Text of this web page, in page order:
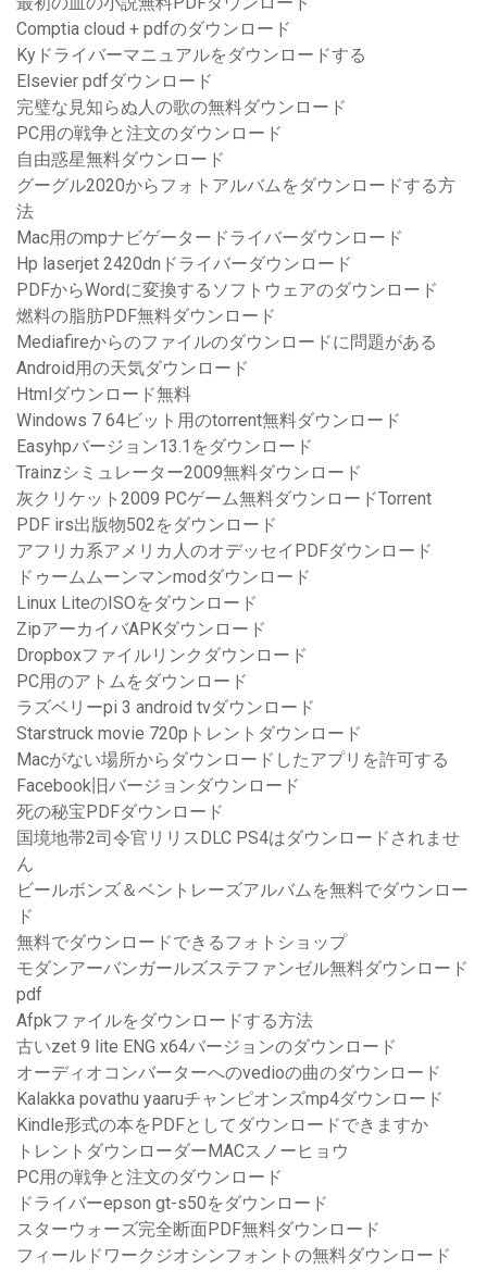
Comptia cloud + pdfのダウンロード
Kyドライバーマニュアルをダウンロードする
Elsevier pdfダウンロード
完璧な見知らぬ人の歌の無料ダウンロード
PC用の戦争と注文のダウンロード
自由惑星無料ダウンロード
グーグル2020からフォトアルバムをダウンロードする方
法
Mac用のmpナビゲータードライバーダウンロード
Hp laserjet 2420dnドライバーダウンロード
PDFからWordに変換するソフトウェアのダウンロード
燃料の脂肪PDF無料ダウンロード
Mediafireからのファイルのダウンロードに問題がある
Android用の天気ダウンロード
Htmlダウンロード無料
Windows 7 64ビット用のtorrent無料ダウンロード
Easyhpバージョン13.1をダウンロード
Trainzシミュレーター2009無料ダウンロード
灰クリケット2009 PCゲーム無料ダウンロードTorrent
PDF irs出版物502をダウンロード
アフリカ系アメリカ人のオデッセイPDFダウンロード
ドゥームムーンマンmodダウンロード
Linux LiteのISOをダウンロード
ZipアーカイバAPKダウンロード
Dropboxファイルリンクダウンロード
PC用のアトムをダウンロード
ラズベリーpi 3 android tvダウンロード
Starstruck movie 720pトレントダウンロード
Macがない場所からダウンロードしたアプリを許可する
Facebook旧バージョンダウンロード
死の秘宝PDFダウンロード
国境地帯2司令官リリスDLC PS4はダウンロードされませ
ん
ビールボンズ＆ベントレーズアルバムを無料でダウンロー
ド
無料でダウンロードできるフォトショップ
モダンアーバンガールズステファンゼル無料ダウンロード
pdf
Afpkファイルをダウンロードする方法
古いzet 9 lite ENG x64バージョンのダウンロード
オーディオコンバーターへのvedioの曲のダウンロード
Kalakka povathu yaaruチャンピオンズmp4ダウンロード
Kindle形式の本をPDFとしてダウンロードできますか
トレントダウンローダーMACスノーヒョウ
PC用の戦争と注文のダウンロード
ドライバーepson gt-s50をダウンロード
スターウォーズ完全断面PDF無料ダウンロード
フィールドワークジオシンフォントの無料ダウンロード